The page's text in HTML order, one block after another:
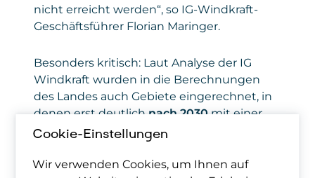
nicht erreicht werden“, so IG-Windkraft-
Geschäftsführer Florian Maringer.
Besonders kritisch: Laut Analyse der IG
Windkraft wurden in die Berechnungen
des Landes auch Gebiete eingerechnet, in
denen erst deutlich nach 2030 mit einer
Genehmigung und Umsetzung zu rechnen
Ausschlusszonen– etwa durch
Cookie-Einstellungen
Wir verwenden Cookies, um Ihnen auf